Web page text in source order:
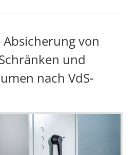
von
und
nach VdS-